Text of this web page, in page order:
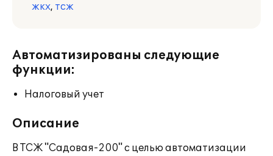
жкх, тсж
Автоматизированы следующие
функции:
Налоговый учет
Описание
В ТСЖ "Садовая-200" с целью автоматизации